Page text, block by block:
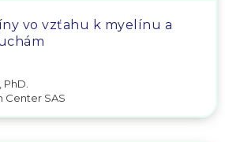
vo vzťahu k myelínu a
Center SAS